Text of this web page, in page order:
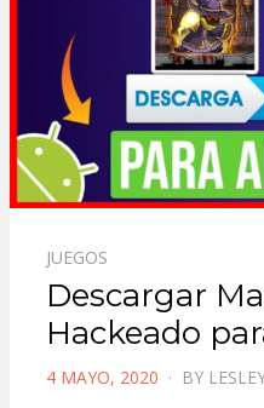
JUEGOS
Descargar
Hackeado
POSTED
4 MAYO, 2020 BY